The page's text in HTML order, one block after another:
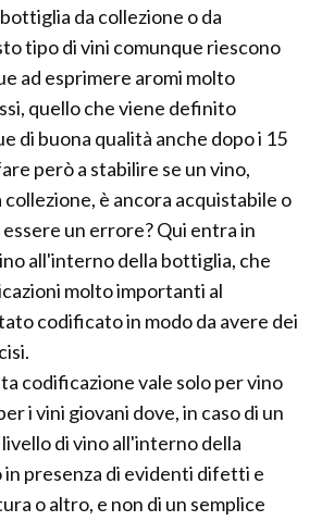
da collezione o da
tipo di vini comunque riescono
ad esprimere aromi molto
quello che viene definito
di buona qualità anche dopo i 15
però a stabilire se un vino,
è ancora acquistabile o
un errore? Qui entra in
all'interno della bottiglia, che
molto importanti al
codificato in modo da avere dei
codificazione vale solo per vino
i vini giovani dove, in caso di un
di vino all'interno della
presenza di evidenti difetti e
o altro, e non di un semplice